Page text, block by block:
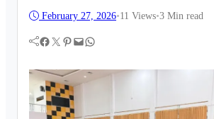
February 27, 2026•11 Views•3 Min read
Facebook Twitter Pinterest Mail WhatsApp